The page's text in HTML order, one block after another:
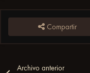
Compartir
Archivo anterior